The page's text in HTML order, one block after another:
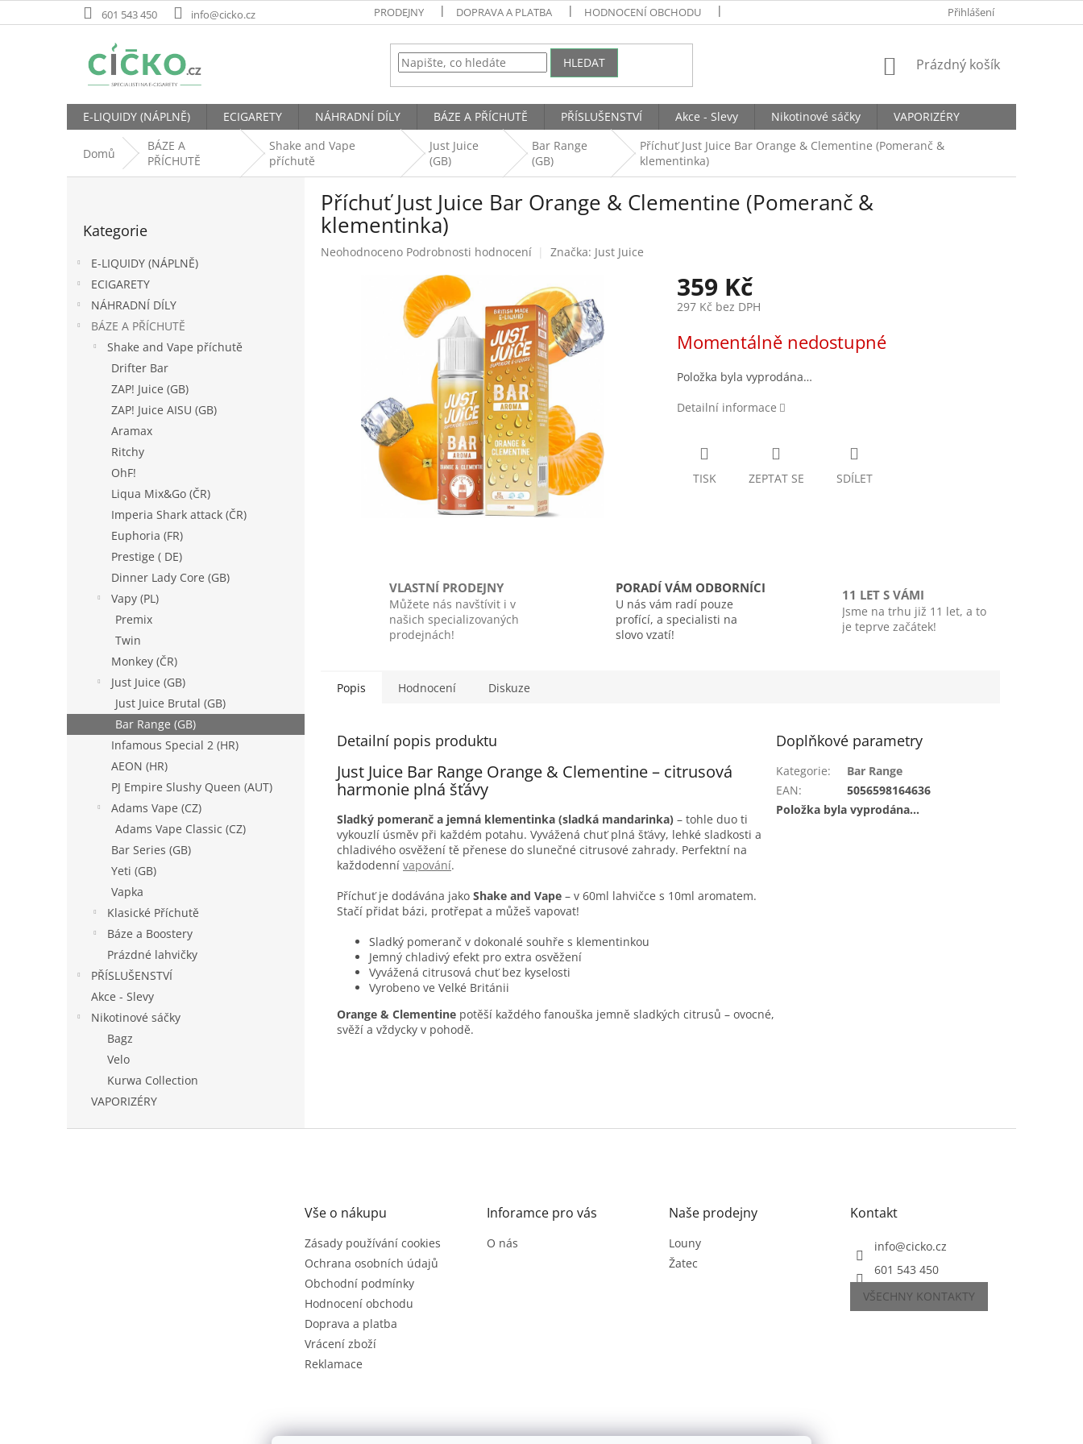
na
601 543 450 info@cicko.cz PRODEJNY DOPRAVA A PLATBA HODNOCENÍ OBCHODU Přihlášení
HLEDAT
NÁKUPNÍ
Prázdný košík
E-LIQUIDY (NÁPLNĚ) ECIGARETY NÁHRADNÍ DÍLY BÁZE A PŘÍCHUTĚ PŘÍSLUŠENSTVÍ Akce - Slevy Nikotinové sáčky VAPORIZÉRY
Domů
BÁZE A
PŘÍCHUTĚ
Shake and Vape
příchutě
Just Juice
(GB)
Bar Range
(GB)
Příchuť Just Juice Bar Orange & Clementine (Pomeranč &
klementinka)
kategorie
Kategorie
E-LIQUIDY (NÁPLNĚ)
ECIGARETY
NÁHRADNÍ DÍLY
BÁZE A PŘÍCHUTĚ
Shake and Vape příchutě
Drifter Bar
ZAP! Juice (GB)
ZAP! Juice AISU (GB)
Aramax
Ritchy
OhF!
Liqua Mix&Go (ČR)
Imperia Shark attack (ČR)
Euphoria (FR)
Prestige ( DE)
Dinner Lady Core (GB)
Vapy (PL)
Premix
Twin
Monkey (ČR)
Just Juice (GB)
Just Juice Brutal (GB)
Bar Range (GB)
Infamous Special 2 (HR)
AEON (HR)
PJ Empire Slushy Queen (AUT)
Adams Vape (CZ)
Adams Vape Classic (CZ)
Bar Series (GB)
Yeti (GB)
Vapka
Klasické Příchutě
Báze a Boostery
Prázdné lahvičky
PŘÍSLUŠENSTVÍ
Akce - Slevy
Nikotinové sáčky
Bagz
Velo
Kurwa Collection
VAPORIZÉRY
Příchuť Just Juice Bar Orange & Clementine (Pomeranč &
klementinka)
Průměrné
Neohodnoceno Podrobnosti hodnocení Značka: Just Juice
359 Kč
297 Kč bez DPH
cena:
Momentálně nedostupné
Položka byla vyprodána…
Detailní informace
TISK ZEPTAT SE SDÍLET
VLASTNÍ PRODEJNY
Můžete nás navštívit i v
našich specializovaných
prodejnách!
PORADÍ VÁM ODBORNÍCI
U nás vám radí pouze
profící, a specialisti na
slovo vzatí!
11 LET S VÁMI
Jsme na trhu již 11 let, a to
je teprve začátek!
Popis Hodnocení Diskuze
Detailní popis produktu
Just Juice Bar Range Orange & Clementine – citrusová
harmonie plná šťávy
Sladký pomeranč a jemná klementinka (sladká mandarinka) – tohle duo ti
vykouzlí úsměv při každém potahu. Vyvážená chuť plná šťávy, lehké sladkosti a
chladivého osvěžení tě přenese do slunečné citrusové zahrady. Perfektní na
každodenní vapování.
Příchuť je dodávána jako Shake and Vape – v 60ml lahvičce s 10ml aromatem.
Stačí přidat bázi, protřepat a můžeš vapovat!
Sladký pomeranč v dokonalé souhře s klementinkou
Jemný chladivý efekt pro extra osvěžení
Vyvážená citrusová chuť bez kyselosti
Vyrobeno ve Velké Británii
Orange & Clementine potěší každého fanouška jemně sladkých citrusů – ovocné,
svěží a vždycky v pohodě.
Doplňkové parametry
Kategorie:
Bar Range
EAN:
5056598164636
Položka byla vyprodána…
Vše o nákupu
Zásady používání cookies
Ochrana osobních údajů
Obchodní podmínky
Hodnocení obchodu
Doprava a platba
Vrácení zboží
Reklamace
Inforamce pro vás
O nás
Naše prodejny
Louny
Žatec
Kontakt
info@cicko.cz
601 543 450
VŠECHNY KONTAKTY